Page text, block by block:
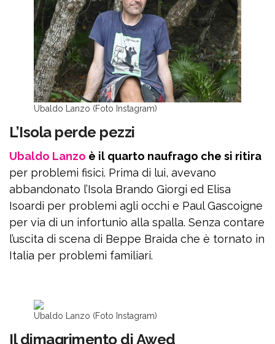
Ubaldo Lanzo (Foto Instagram)
L’Isola perde pezzi
Ubaldo Lanzo è il quarto naufrago che si ritira
per problemi fisici. Prima di lui, avevano
abbandonato l’Isola Brando Giorgi ed Elisa
Isoardi per problemi agli occhi e Paul Gascoigne
per via di un infortunio alla spalla. Senza contare
l’uscita di scena di Beppe Braida che è tornato in
Italia per problemi familiari.
Ubaldo Lanzo (Foto Instagram)
Il dimagrimento di Awed